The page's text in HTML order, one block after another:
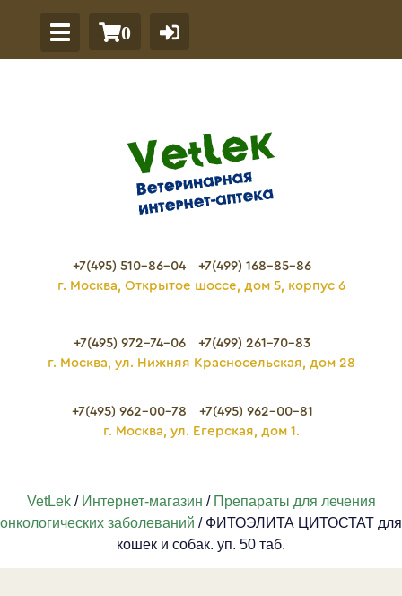
0
+7(495) 510-86-04
+7(499) 168-85-86
г. Москва, Открытое шоссе, дом 5, корпус 6
+7(495) 972-74-06
+7(499) 261-70-83
г. Москва, ул. Нижняя Красносельская, дом 28
+7(495) 962-00-78
+7(495) 962-00-81
г. Москва, ул. Егерская, дом 1.
VetLek/ Интернет-магазин / Препараты для лечения
онкологических заболеваний / ФИТОЭЛИТА ЦИТОСТАТ для
кошек и собак. уп. 50 таб.